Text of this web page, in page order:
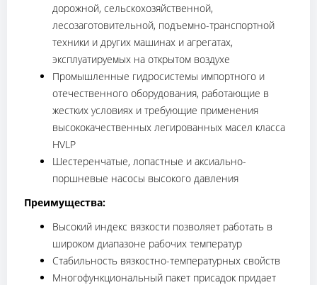
дорожной, сельскохозяйственной,
лесозаготовительной, подъемно-транспортной
техники и других машинах и агрегатах,
эксплуатируемых на открытом воздухе
Промышленные гидросистемы импортного и
отечественного оборудования, работающие в
жестких условиях и требующие применения
высококачественных легированных масел класса
HVLP
Шестеренчатые, лопастные и аксиально-
поршневые насосы высокого давления
Преимущества:
Высокий индекс вязкости позволяет работать в
широком диапазоне рабочих температур
Стабильность вязкостно-температурных свойств
Многофункциональный пакет присадок придает